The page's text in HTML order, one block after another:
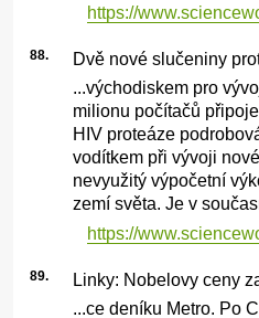
https://
88. Dvě nové slučeniny
...východiskem pro
milionu počítačů
HIV proteáze
vodítkem při vývoji
nevyužitý výpočetní
zemí světa. Je v
https://
89. Linky: Nobelovy ceny
...ce deníku Metro. Po